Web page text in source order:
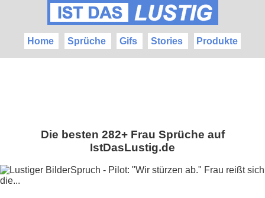
Home Sprüche Gifs Stories Produkte
Die besten 282+ Frau Sprüche auf
IstDasLustig.de